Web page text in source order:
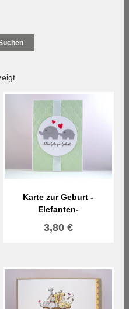
Nach
sortiert
Karte zur Geburt -
Elefanten-
3,80 €